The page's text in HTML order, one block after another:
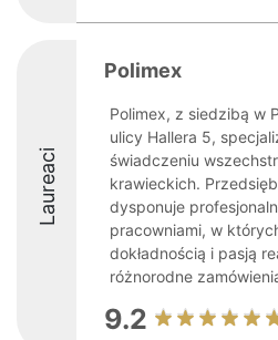
Laureaci
Polimex
Polimex, z siedzibą w
ulicy Hallera 5,
świadczeniu
krawieckich.
dysponuje
pracowniami, w
dokładnością i pasją
różnorodne
9.2